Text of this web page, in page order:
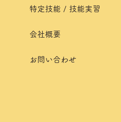
特定技能 / 技能実習
会社概要
お問い合わせ